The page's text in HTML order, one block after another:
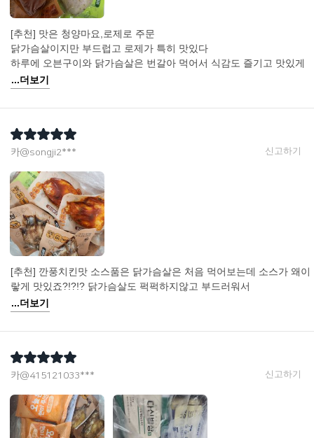
[추천] 맛은 청양마요,로제로 주문
닭가슴살이지만 부드럽고 로제가 특히 맛있다
하루에 오븐구이와 닭가슴살은 번갈아 먹어서 식감도 즐기고 맛있게
...더보기
신고하기
카@songji2***
[추천] 깐풍치킨맛 소스품은 닭가슴살은 처음 먹어보는데 소스가 왜이
랗게 맛있죠?!?!? 닭가슴살도 퍽퍽하지않고 부드러워서
...더보기
신고하기
카@415121033***